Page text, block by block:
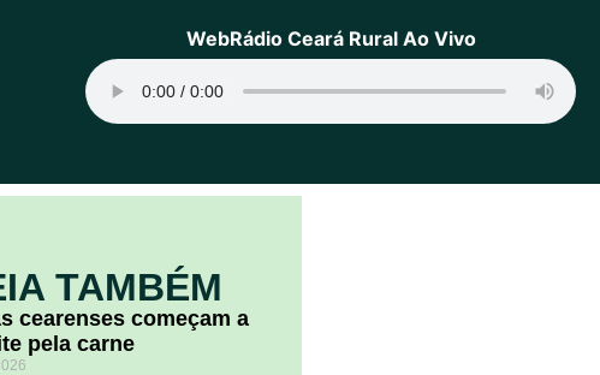
WebRádio Ceará Rural Ao Vivo
TAMBÉM
cearenses começam a
pela carne